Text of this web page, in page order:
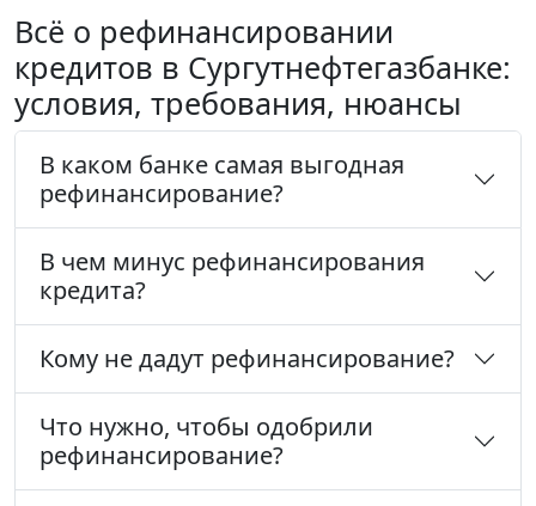
Всё о рефинансировании
кредитов в Сургутнефтегазбанке:
условия, требования, нюансы
В каком банке самая выгодная
рефинансирование?
В чем минус рефинансирования
кредита?
Кому не дадут рефинансирование?
Что нужно, чтобы одобрили
рефинансирование?